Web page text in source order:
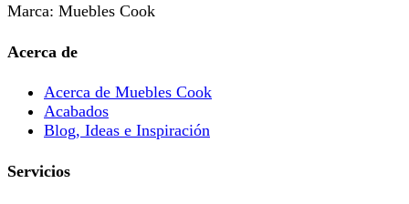
Marca: Muebles Cook
Acerca de
Acerca de Muebles Cook
Acabados
Blog, Ideas e Inspiración
Servicios